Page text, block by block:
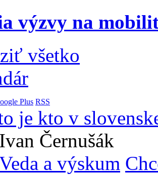
výzvy na
všetko
Plus RSS
je kto v
Ivan Černušák
a výskum